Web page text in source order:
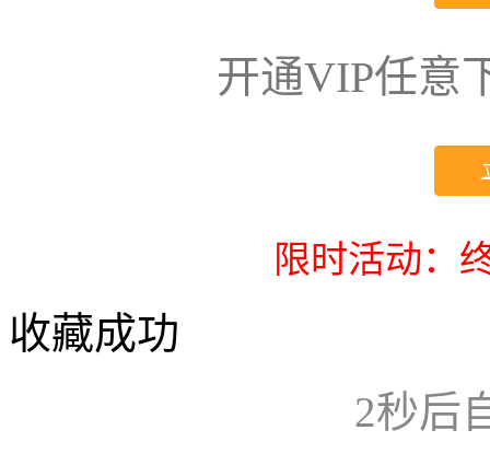
开通VIP任意
限时活动：
收藏成功
2秒后